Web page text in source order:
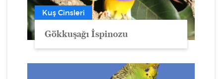
Kuş Cinsleri
Gökkuşağı İspinozu